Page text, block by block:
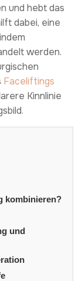
und hebt das
dabei, eine
werden.
Faceliftings
Kinnlinie
kombinieren?
und